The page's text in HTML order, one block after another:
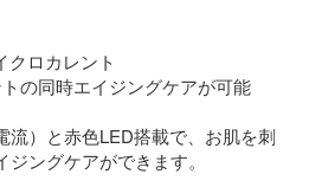
クロカレント
の同時エイジングケアが可能
流）と赤色LED搭載で、お肌を刺
ングケアができます。